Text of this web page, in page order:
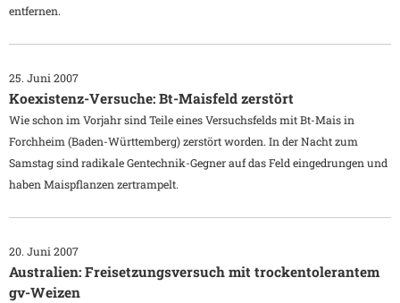
entfernen.
25. Juni 2007
Koexistenz-Versuche: Bt-Maisfeld zerstört
Wie schon im Vorjahr sind Teile eines Versuchsfelds mit Bt-Mais in
Forchheim (Baden-Württemberg) zerstört worden. In der Nacht zum
Samstag sind radikale Gentechnik-Gegner auf das Feld eingedrungen und
haben Maispflanzen zertrampelt.
20. Juni 2007
Australien: Freisetzungsversuch mit trockentolerantem
gv-Weizen